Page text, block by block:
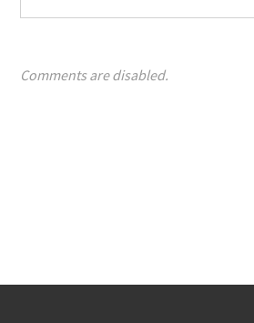
Comments are disabled.